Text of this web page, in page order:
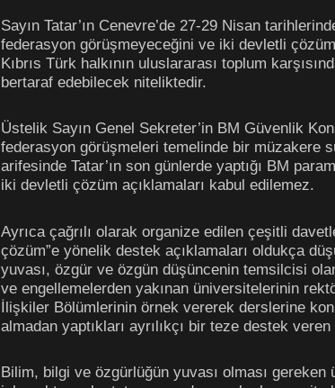
Sayın Tatar’ın Cenevre’de 27-29 Nisan
federasyon görüşmeyeceğini ve iki devletli
Kıbrıs Türk halkının uluslararası toplum
bertaraf edebilecek niteliktedir.
Üstelik Sayın Genel Sekreter’in BM Güvenlik
federasyon görüşmeleri temelinde bir müzakere
arifesinde Tatar’ın son günlerde yaptığı BM
iki devletli çözüm açıklamaları kabul edilemez.
Ayrıca çağrılı olarak organize edilen çeşitli
çözüm”e yönelik destek açıklamaları oldukça
yuvası, özgür ve özgün düşüncenin temsilcisi
ve engellemelerden yakınan üniversitelerinin
İlişkiler Bölümlerinin örnek vererek derslerine
almadan yaptıkları ayrılıkçı bir teze destek
Bilim, bilgi ve özgürlüğün yuvası olması